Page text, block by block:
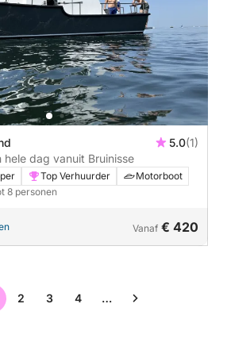
5.0(1)
hele dag vanuit Bruinisse
Top Verhuurder
Motorboot
8 personen
Vanaf € 420
2 3 4 …